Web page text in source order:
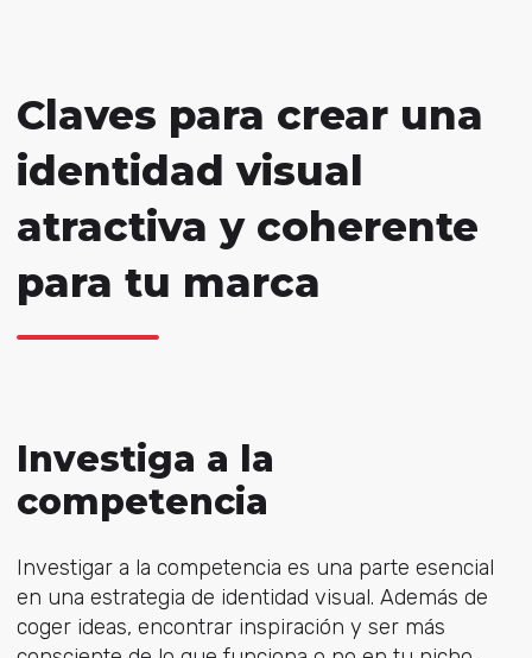
Claves para crear una
identidad visual
atractiva y coherente
para tu marca
Investiga a la
competencia
Investigar a la competencia es una parte esencial
en una estrategia de identidad visual. Además de
coger ideas, encontrar inspiración y ser más